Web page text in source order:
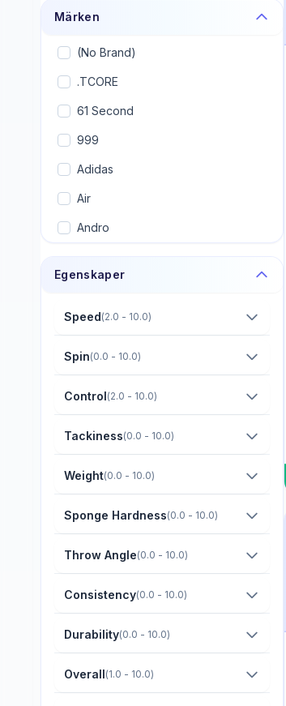
Märken
(No Brand)
.TCORE
61 Second
999
Adidas
Air
Andro
Artengo
Avalox (AVX)
Banda
Barna Original
Boer
CTT
Champion
Cornilleau
Darker
Der Materialspezialist
Egenskaper
Speed(2.0 - 10.0)
Spin(0.0 - 10.0)
Control(2.0 - 10.0)
Tackiness(0.0 - 10.0)
Weight(0.0 - 10.0)
Sponge Hardness(0.0 - 10.0)
Throw Angle(0.0 - 10.0)
Consistency(0.0 - 10.0)
Durability(0.0 - 10.0)
Overall(1.0 - 10.0)